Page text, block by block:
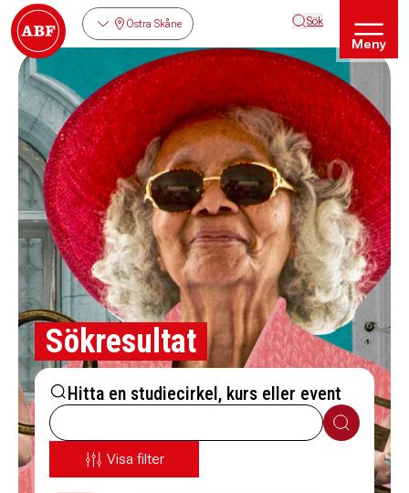
Östra Skåne Sök
Meny
Sökresultat
Hitta en studiecirkel, kurs eller event
Sök
Visa filter